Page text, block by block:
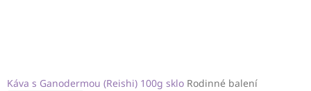
Káva s Ganodermou (Reishi) 100g sklo Rodinné balení